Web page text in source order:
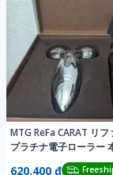
MTG ReFa CARAT リフ
プラチナ電子ローラー
620.400 ₫